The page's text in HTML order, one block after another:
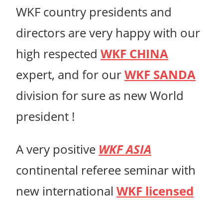
WKF country presidents and
directors are very happy with our
high respected WKF CHINA
expert, and for ourWKF SANDA
division for sure as new World
president !
A very positive WKF ASIA
continental referee seminar with
new international WKF licensed